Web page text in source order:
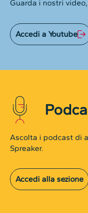
Guarda i nostri
Accedi a Youtube
Ascolta i podcast di
Spreaker.
Accedi alla sezione